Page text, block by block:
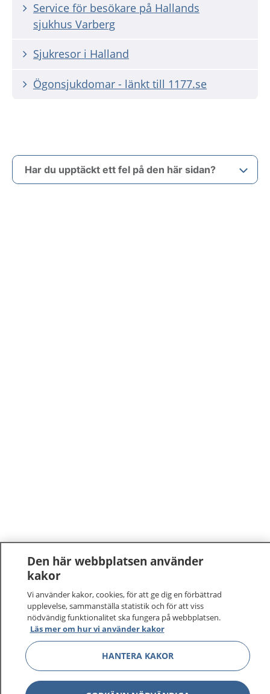
Service för besökare på Hallands
sjukhus Varberg
Sjukresor i Halland
Ögonsjukdomar - länkt till 1177.se
Har du upptäckt ett fel på den här sidan?
Den här webbplatsen använder
kakor
Vi använder kakor, cookies, för att ge dig en förbättrad
upplevelse, sammanställa statistik och för att viss
nödvändig funktionalitet ska fungera på webbplatsen.
Läs mer om hur vi använder kakor
HANTERA KAKOR